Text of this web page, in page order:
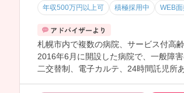
年収500万円以上可
積極採用中 WEB
札幌市内で複数の病院、サービス付高
2016年6月に開設した病院で、一般障
二交替制、電子カルテ、24時間託児所